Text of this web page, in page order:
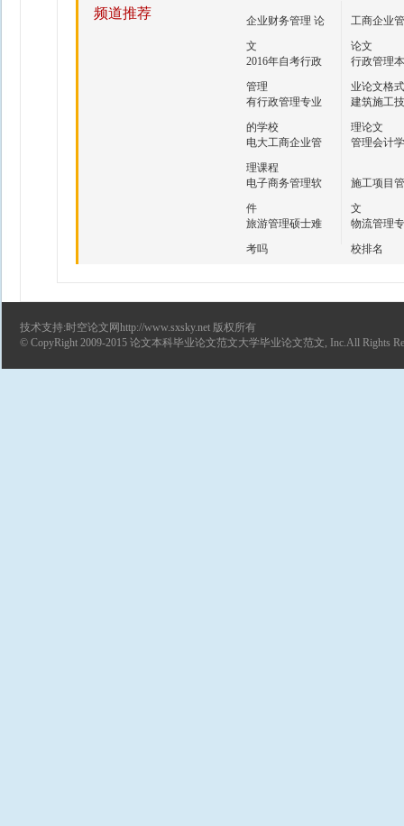
频道推荐
企业财务管理 论
文
工商企业
论文
2016年自考行政
管理
行政管理
业论文格式
有行政管理专业
的学校
建筑施工
理论文
电大工商企业管
理课程
管理会计学
电子商务管理软
件
施工项目
文
旅游管理硕士难
考吗
物流管理
校排名
技术支持:时空论文网http://www.sxsky.net 版权所有
© CopyRight 2009-2015 论文本科毕业论文范文大学毕业论文范文, Inc.All Rights